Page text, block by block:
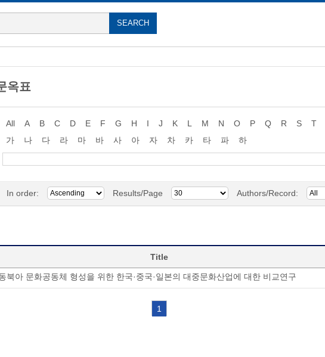
옥표
All A B C D E F G H I J K L M N O P Q R S T
가
나 다 라 마 바 사 아 자 차 카 타 파
하
In order: Results/Page Authors/Record:
Title
북아 문화공동체 형성을 위한 한국·중국·일본의 대중문화산업에 대한 비교연구
1